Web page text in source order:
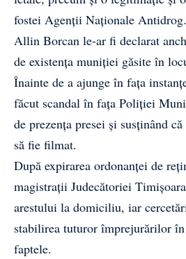
fostei Agenții Naționale Antidrog.
Allin Borcan le-ar fi declarat
de existența muniției găsite în
Înainte de a ajunge în fața
făcut scandal în fața Poliției
de prezența presei și susținând
să fie filmat.
După expirarea ordonanței de
magistrații Judecătoriei
arestului la domiciliu, iar
stabilirea tuturor împrejurărilor
faptele.